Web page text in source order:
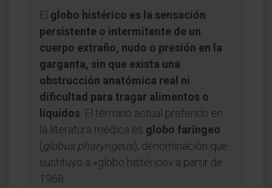
El globo histérico es la sensación
persistente o intermitente de un
cuerpo extraño, nudo o presión en la
garganta, sin que exista una
obstrucción anatómica real ni
dificultad para tragar alimentos o
líquidos . El término actual preferido en
la literatura médica es globo faríngeo
(globus pharyngeus), denominación que
sustituyó a «globo histérico» a partir de
1968.